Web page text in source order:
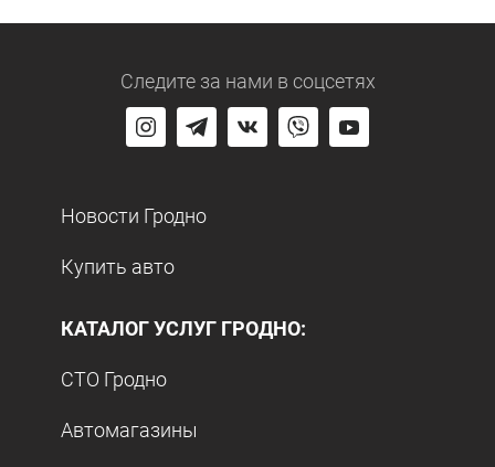
Следите за нами в соцсетях
Новости Гродно
Купить авто
КАТАЛОГ УСЛУГ ГРОДНО:
СТО Гродно
Автомагазины